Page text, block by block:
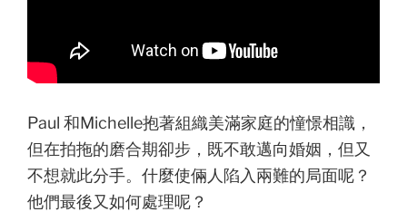
Paul 和Michelle抱著組織美滿家庭的憧憬相識，
但在拍拖的磨合期卻步，既不敢邁向婚姻，但又
不想就此分手。什麼使倆人陷入兩難的局面呢？
他們最後又如何處理呢？